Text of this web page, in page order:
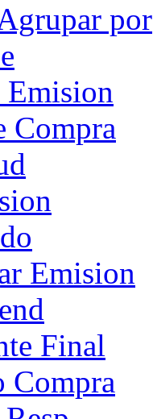
por
Emision
Compra
Emision
Final
Compra